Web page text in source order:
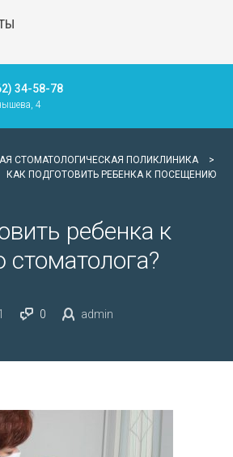
34-58-78
4
СТОМАТОЛОГИЧЕСКАЯ ПОЛИКЛИНИКА
>
КАК ПОДГОТОВИТЬ РЕБЕНКА К ПОСЕЩЕНИЮ
ребенка к
0 admin